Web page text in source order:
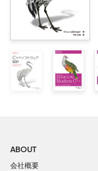
        問題6　過剰数
        問題7　友愛数
問題8　アームス
問題10　グレイコ
問題11　ローマ数
問題12　最長コラ
        解答2　最大公約数
        解答3　最小公倍数
ABOUT
会社概要